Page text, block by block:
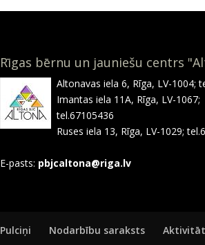
Rīgas bērnu un jauniešu centrs
Altonavas iela 6, Rīga, LV-1004;
Imantas iela 11A, Rīga, LV-1067;
tel.67105436
Ruses iela 13, Rīga, LV-1029;
E-pasts: pbjcaltona@riga.lv
Pulciņi Nodarbību saraksts